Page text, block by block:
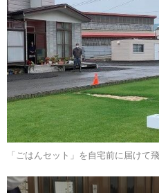
「ごはんセット」を自宅前に届けて